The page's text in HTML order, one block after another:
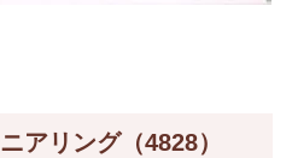
アリング（4828）